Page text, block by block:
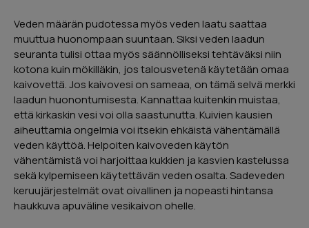
Veden määrän pudotessa myös veden laatu saattaa
muuttua huonompaan suuntaan. Siksi veden laadun
seuranta tulisi ottaa myös säännölliseksi tehtäväksi niin
kotona kuin mökilläkin, jos talousvetenä käytetään omaa
kaivovettä. Jos kaivovesi on sameaa, on tämä selvä merkki
laadun huonontumisesta. Kannattaa kuitenkin muistaa,
että kirkaskin vesi voi olla saastunutta. Kuivien kausien
aiheuttamia ongelmia voi itsekin ehkäistä vähentämällä
veden käyttöä. Helpoiten kaivoveden käytön
vähentämistä voi harjoittaa kukkien ja kasvien kastelussa
sekä kylpemiseen käytettävän veden osalta. Sadeveden
keruujärjestelmät ovat oivallinen ja nopeasti hintansa
haukkuva apuväline vesikaivon ohelle.